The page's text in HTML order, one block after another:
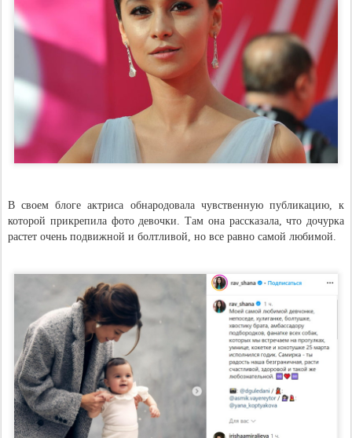
В своем блоге актриса обнародовала чувственную публикацию, к
которой прикрепила фото девочки. Там она рассказала, что дочурка
растет очень подвижной и болтливой, но все равно самой любимой.